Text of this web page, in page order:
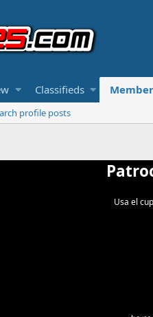
Classifieds
profile posts
Usa el